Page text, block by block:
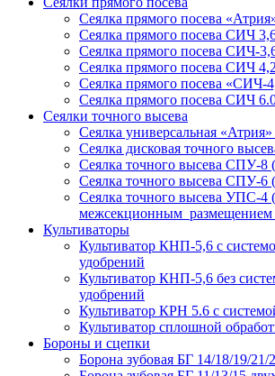
Сеялка прямого посева
Сеялка прямого посева СИЧ
Сеялка прямого посева СИЧ-
Сеялка прямого посева СИЧ
Сеялка прямого посева «СИЧ-
Сеялка прямого посева СИЧ
Сеялки точного высева
Сеялка универсальная
Сеялка дисковая точного
Сеялка точного высева СПУ-
Сеялка точного высева СПУ-
Сеялка точного высева УПС-
межсекционным размещением
Культиваторы
Культиватор КНП-5,6 с
удобрений
Культиватор КНП-5,6 без
удобрений
Культиватор КРН 5.6 с
Культиватор сплошной
Бороны и сцепки
Борона зубовая БГ 14/18/19/21/